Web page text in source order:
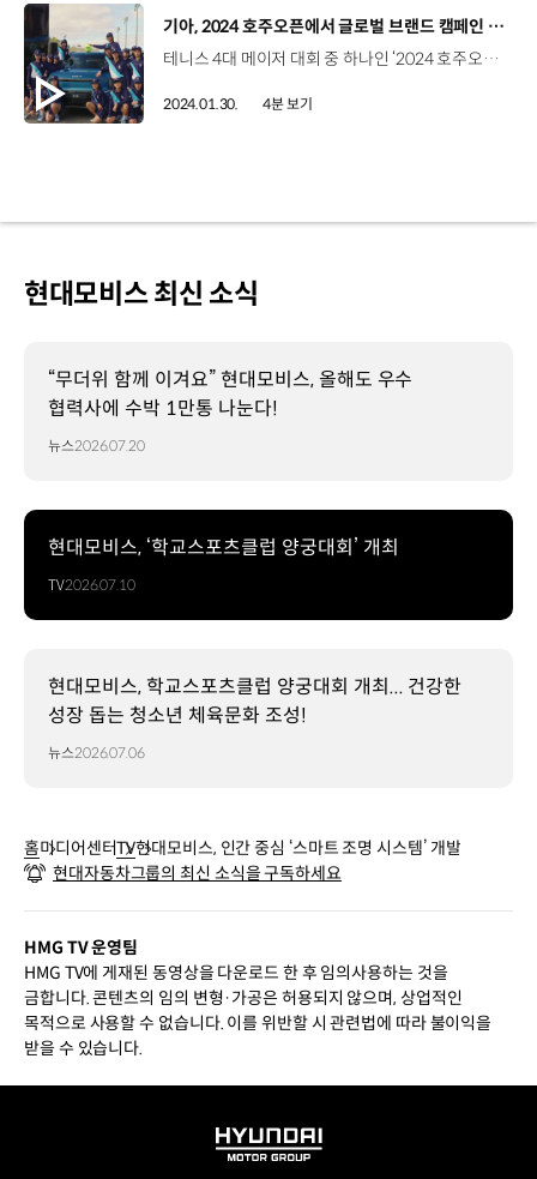
[동영상]
기아, 2024 호주오픈에서 글로벌 브랜드 캠페인 전개
테니스 4대 메이저 대회 중 하나인 ‘2024 호주오픈 테니스 대회’가 지난 28일, 성황리에 막을 내렸습니다. 기아는 호주오픈의 가장 오래된 후원사로 올해로 후원 23주년을 맞았는데요. 기아가 대회 기간 동안 호주오픈과 연계한 글로벌 브랜드 캠페인을 진행했죠? 네, 기아는 2024 호주오픈 공식 차량 전달식을 시작으로 다양한 글로벌 브랜드 캠페인을 펼쳤습니다. 함께 확인해 보시죠. 지난 11일, 기아가 호주 빅토리아주 멜버른 파크에서 2024 호주오픈 공식 차량 전달식을 가졌습니다. 이날 전달된 차량은 EV9 15대와 EV6 10대, 쏘렌토 95대, 카니발 10대 등 총 130대로, 대회 기간 중 관계자들의 이동과 원활한 행사 운영을 위해 활용됐습니다. 레이튼 휴이트 / 前 전 호주 국가대표 20년간 선수 생활을 하면서 호주오픈을 후원하는 믿음직한 브랜드 기아가 있어 든든했습니다. 공식 차량들도 정말 좋고 매년 더 발전하는 것이 보입니다. 기술은 말할 것도 없고요. 기아의 차량, 픽업 서비스, 기사분들 덕분에 모든 것이 순조롭게 진행됐습니다. 그로 인해 선수들은 훨씬 더 편안하고 즐겁게 경기에 참여할 수 있었습니다. 또한, 기아는 기아 전동화 플래그십 EV9의 혁신성을 드러낼 수 있는 디자인의 부스를 설치하고 호주에서 ‘더 기아 EV9’의 본격적인 론칭 캠페인을 진행했는데요. EV5 콘셉트 모델도 호주에서 최초로 공개해 관람객들의 이목을 집중시켰습니다. 세드릭 코넬리스 / CCO / 호주오픈조직위원회기아와 호주오픈은 많은 시너지를 창출해왔습니다. 우리는 23년동안 함께 성장해온 오랜 역사를 가지고 있으며 많은 접점을 만들어 왔고 기아는 기업과 팬들의 참여에서부터 대회 운영에 이르기까지 호주오픈이 멋진 이벤트가 될 수 있도록 지원해왔습니다. 23년 간의 성공적인 파트너십을 바탕으로 우리의 목표는 함께 발전하고 혁신해 나가는 것이며 이를 통해 호주오픈이 전 세계 최고의 엔터테인먼트이자 스포츠 이벤트가 되도록 노력할 것입니다. 또한, 기아는 ‘우버 원(Uber One)’과 파트너십을 체결해 EV9과 EV6의 시승 체험 프로모션을 진행하며 대회 기간 EV9과 EV6 총 30대를 운영했습니다. 또 이번 대회 기간에는 세계적인 테니스 스타이자 기아의 브랜드 글로벌 홍보대사인 라파엘 나달과의 파트너십 20주년을 기념해 캠페인 영상도 선보였는데요. 네, 라파엘 나달을 통해 테니스에 대한 열정과 영감을 이야기하는 브랜드 캠페인 영상을 유튜브와 공식 소셜미디어에서 공개했습니다. 편지를 주고받는 형식의 영상으로 제작된 브랜드 캠페인 ‘디어 테니스(Dear Tennis)’는 메인 영상인 ‘디어 테니스’와 파트너십 헌정 영상인 ‘디어 라파(Dear Rafa)’, 테니스 주니어, 현역 테니스 선수, 레전드 선수 등 그들의 다양한 이야기를 담은 ‘신시어리 테니스(Sincerely Tennis)’로 구성됐습니다. 한편, 기아는 전 세계 34개 국가에서 기아 고객, 인플루언서, 볼키즈 등 총 170명을 초청해 대회 관람과 멜버른 파크 투어 등 특별한 경험도 선사했습니다. 특히, 코로나19의 여파로 3년간 중단됐던 볼키즈 선발을 국내에서 재개해 20명의 볼키즈에게 경기 관람과 멜버른 문화투어 등 체험 기회를 제공했습니다. 기아가 가장 오래된 후원사답게 이번 호주오픈에서도 정말 다채로운 글로벌 브랜드 캠페인을 진행했네요. 네, 특히 2024 호주오픈에서 EV9과 EV5 콘셉트 모델을 선보이며 전동화 선도 브랜드임을 전 세계에 각인시켰습니다. 네, 기아가 앞으로도 호주오픈과의 각별한 파트너십을 바탕으로 테니스 문화를 발전시키고 기아의 브랜드 가치를 널리 알려 나가기를 기대하겠습니다. 오늘 소식 전해주셔서 고맙습니다.
2024.01.30. 4분 보기
현대모비스 최신 소식
“무더위 함께 이겨요” 현대모비스, 올해도 우수
협력사에 수박 1만통 나눈다!
뉴스2026.07.20
현대모비스, ‘학교스포츠클럽 양궁대회’ 개최
TV2026.07.10
현대모비스, 학교스포츠클럽 양궁대회 개최... 건강한
성장 돕는 청소년 체육문화 조성!
뉴스2026.07.06
홈미디어센터TV현대모비스, 인간 중심 ‘스마트 조명 시스템’ 개발
현대자동차그룹의 최신 소식을 구독하세요
HMG TV 운영팀
HMG TV에 게재된 동영상을 다운로드 한 후 임의사용하는 것을
금합니다. 콘텐츠의 임의 변형·가공은 허용되지 않으며, 상업적인
목적으로 사용할 수 없습니다. 이를 위반할 시 관련법에 따라 불이익을
받을 수 있습니다.
HYUNDAI